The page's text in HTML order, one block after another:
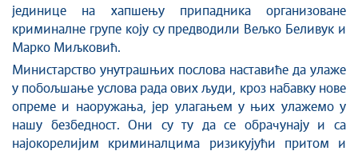
јединице на хапшењу припадника организоване
криминалне групе коју су предводили Вељко Беливук и
Марко Миљковић.
Министарство унутрашњих послова наставиће да улаже
у побољшање услова рада ових људи, кроз набавку нове
опреме и наоружања, јер улагањем у њих улажемо у
нашу безбедност. Они су ту да се обрачунају и са
најокорелијим криминалцима ризикујући притом и